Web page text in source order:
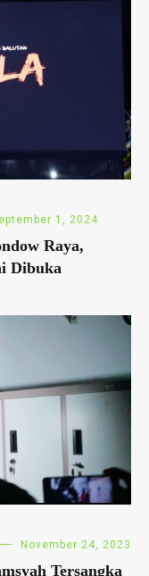
1, 2024
Raya,
Dibuka
November 24, 2023
Tersangka